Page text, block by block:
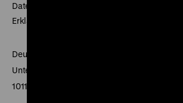
Datenschutz
Erklärung digitale Barrierefreiheit
Deutsches Historisches Museum
Unter den Linden 2
10117 Berlin